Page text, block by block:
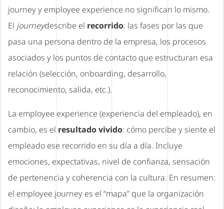
journey y employee experience no significan lo mismo.
El journeydescribe el recorrido: las fases por las que
pasa una persona dentro de la empresa, los procesos
asociados y los puntos de contacto que estructuran esa
relación (selección, onboarding, desarrollo,
reconocimiento, salida, etc.).
La employee experience (experiencia del empleado), en
cambio, es elresultado vivido: cómo percibe y siente el
empleado ese recorrido en su día a día. Incluye
emociones, expectativas, nivel de confianza, sensación
de pertenencia y coherencia con la cultura. En resumen:
el employee journey es el “mapa” que la organización